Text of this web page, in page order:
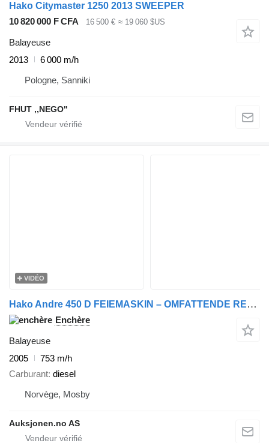
Hako Citymaster 1250 2013 SWEEPER
10 820 000 F CFA
16 500 € ≈ 19 060 $US
Balayeuse
2013
6 000 m/h
Pologne, Sanniki
FHUT ,,NEGO''
VIDÉO
Hako Andre 450 D FEIEMASKIN – OMFATTENDE RENOVERT – NY HOVEDKOST
Enchère
Balayeuse
2005
753 m/h
Carburant diesel
Norvège, Mosby
Auksjonen.no AS